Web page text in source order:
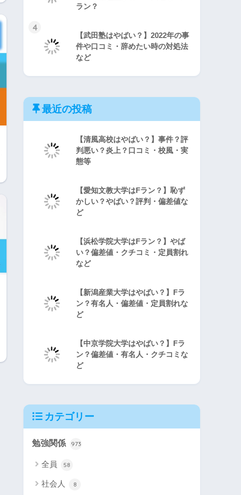
ラン？
4
【武田塾はやばい？】2022年の事
件や口コミ・辞めたい時の対処法
など
最近の投稿
【清風高校はやばい？】事件？評
判悪い？炎上？口コミ・校風・実
態等
【愛知文教大学はFラン？】恥ず
かしい？やばい？評判・偏差値な
ど
【浜松学院大学はFラン？】やば
い？偏差値・クチコミ・定員割れ
など
【新潟産業大学はやばい？】Fラ
ン？有名人・偏差値・定員割れな
ど
【中京学院大学はやばい？】Fラ
ン？偏差値・有名人・クチコミな
ど
カテゴリー
勉強関係 973
全員 58
社会人 8